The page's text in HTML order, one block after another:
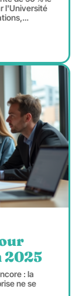
l'Université
…
2025
: la
ne se